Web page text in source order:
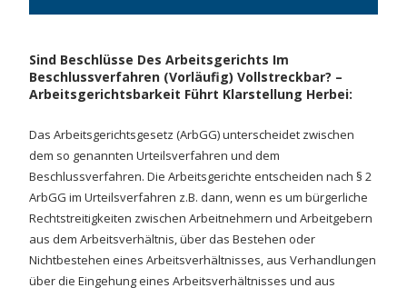
Sind Beschlüsse Des Arbeitsgerichts Im
Beschlussverfahren (vorläufig) Vollstreckbar? –
Arbeitsgerichtsbarkeit Führt Klarstellung Herbei:
Das Arbeitsgerichtsgesetz (ArbGG) unterscheidet zwischen
dem so genannten Urteilsverfahren und dem
Beschlussverfahren. Die Arbeitsgerichte entscheiden nach § 2
ArbGG im Urteilsverfahren z.B. dann, wenn es um bürgerliche
Rechtstreitigkeiten zwischen Arbeitnehmern und Arbeitgebern
aus dem Arbeitsverhältnis, über das Bestehen oder
Nichtbestehen eines Arbeitsverhältnisses, aus Verhandlungen
über die Eingehung eines Arbeitsverhältnisses und aus